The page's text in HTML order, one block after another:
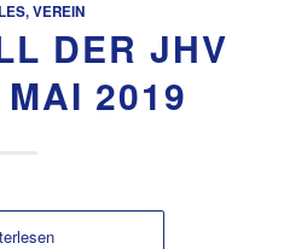
,VEREIN
DER JHV
2019